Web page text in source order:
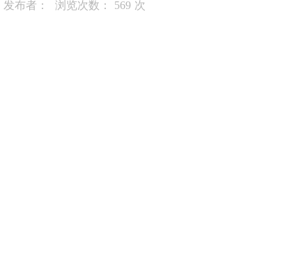
发布者： 浏览次数： 569 次